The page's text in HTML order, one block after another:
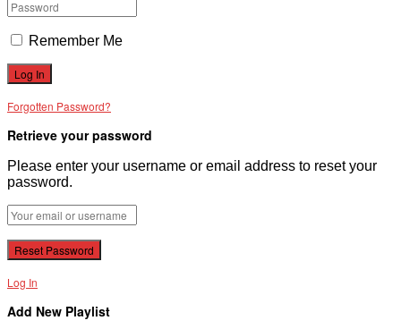
Remember Me
Forgotten Password?
Retrieve your password
Please enter your username or email address to reset your
password.
Log In
Add New Playlist